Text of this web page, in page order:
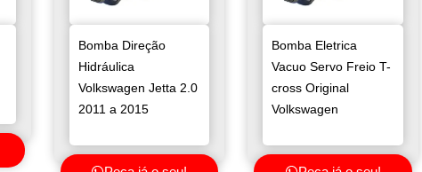
Bomba Direção
Hidráulica
Volkswagen Jetta 2.0
2011 a 2015
Bomba Eletrica
Vacuo Servo Freio T-
cross Original
Volkswagen